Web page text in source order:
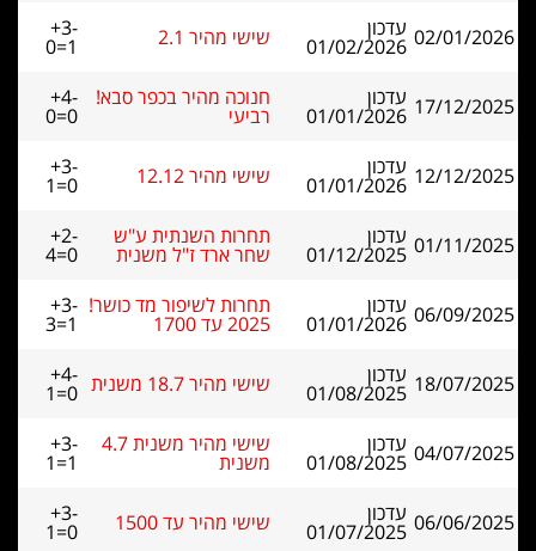
02/01/2026 עדכון
01/02/2026 שישי מהיר 2.1 +3-
0=1
17/12/2025 עדכון
01/01/2026
חנוכה מהיר בכפר סבא!
רביעי
+4-
0=0
12/12/2025 עדכון
01/01/2026 שישי מהיר 12.12 +3-
1=0
01/11/2025 עדכון
01/12/2025
תחרות השנתית ע"ש
שחר ארד ז"ל משנית
+2-
4=0
06/09/2025 עדכון
01/01/2026
תחרות לשיפור מד כושר!
2025 עד 1700
+3-
3=1
18/07/2025 עדכון
01/08/2025 שישי מהיר 18.7 משנית +4-
1=0
04/07/2025 עדכון
01/08/2025
שישי מהיר משנית 4.7
משנית
+3-
1=1
06/06/2025 עדכון
01/07/2025 שישי מהיר עד 1500 +3-
1=0